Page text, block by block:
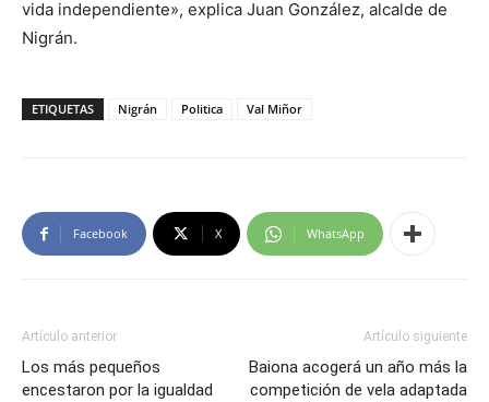
vida independiente», explica Juan González, alcalde de
Nigrán.
ETIQUETAS Nigrán Politica Val Miñor
Facebook X WhatsApp
Artículo anterior
Los más pequeños
encestaron por la igualdad
Artículo siguiente
Baiona acogerá un año más la
competición de vela adaptada